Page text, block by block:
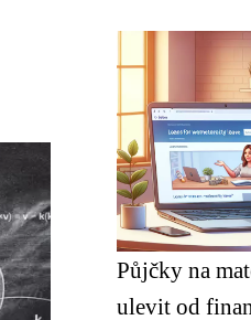
Půjčky na
ulevit od